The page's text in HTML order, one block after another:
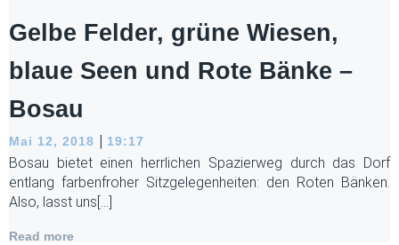
Gelbe Felder, grüne Wiesen,
blaue Seen und Rote Bänke –
Bosau
Mai 12, 2018 | 19:17
Bosau bietet einen herrlichen Spazierweg durch das Dorf
entlang farbenfroher Sitzgelegenheiten: den Roten Bänken.
Also, lasst uns[…]
Read more